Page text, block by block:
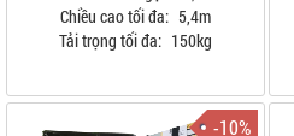
Chiều cao tối đa: 5,4m
Tải trọng tối đa: 150kg
-10%